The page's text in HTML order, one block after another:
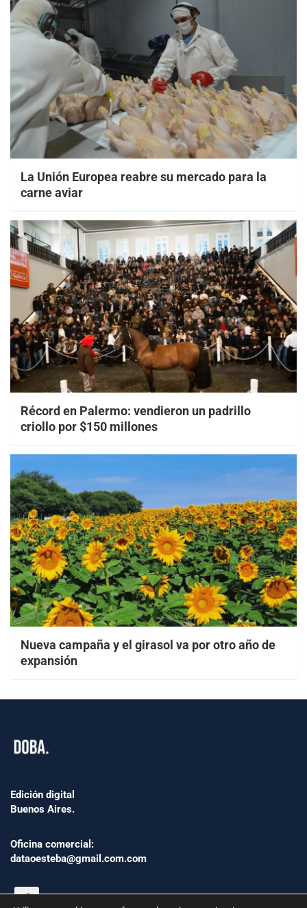
La Unión Europea reabre su mercado para la
carne aviar
Récord en Palermo: vendieron un padrillo
criollo por $150 millones
Nueva campaña y el girasol va por otro año de
expansión
Edición digital
Buenos Aires.
Oficina comercial:
dataoesteba@gmail.com.com